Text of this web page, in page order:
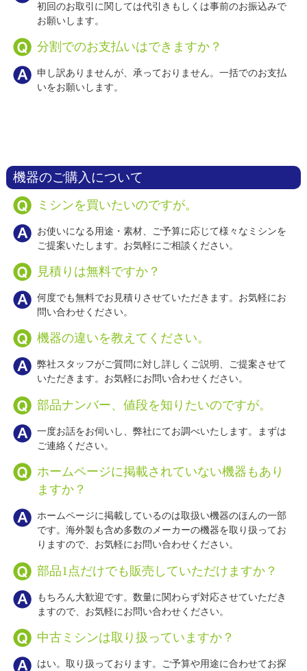
初回のお取引に関しては代引きもしくは事前のお振込みで
お願いします。
分割でのお支払いはできますか？
申し訳ありませんが、承っておりません。一括でのお支払
いをお願いします。
機器のご購入について
ミシンを買いたいのですが。
お使いになる用途・素材、ご予算に応じて様々なミシンを
ご提案いたします。お気軽にご相談ください。
見積りは無料ですか？
何度でも無料でお見積りさせていただきます。お気軽にお
問い合わせください。
機器の違いを教えてください。
弊社スタッフがご質問に対し詳しくご説明、ご提案させて
いただきます。お気軽にお問い合わせください。
部品ナンバー、値段を知りたいのですが。
一度お話をお伺いし、弊社にてお調べいたします。まずは
ご連絡ください。
ホームページに掲載されていない機器もあり
ますか？
ホームページに掲載しているのは取扱い機器のほんの一部
です。海外製も含め多数のメーカーの機器を取り扱ってお
りますので、お気軽にお問い合わせください。
部品1点だけでも販売していただけますか？
もちろん大歓迎です。数量に関わらず対応させていただき
ますので、お気軽にお問い合わせください。
中古ミシンは取り扱っていますか？
はい。取り扱っております。ご予算や用途に合わせてお探